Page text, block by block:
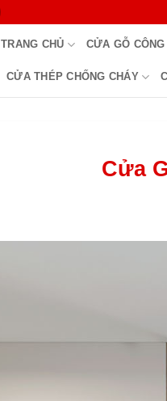
TRANG CHỦ CỬA GỖ
CỬA THÉP CHỐNG CHÁY
Cửa